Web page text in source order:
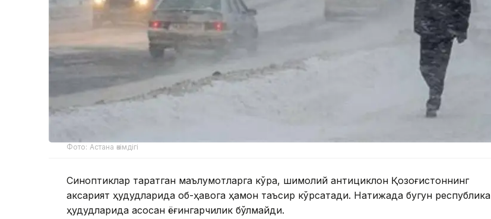
Фото: Астана әкімдігі
Синоптиклар тарқатган маълумотларга кўра, шимолий антициклон Қозоғистоннинг
аксарият ҳудудларида об-ҳавога ҳамон таъсир кўрсатади. Натижада бугун республика
ҳудудларида асосан ёғингарчилик бўлмайди.